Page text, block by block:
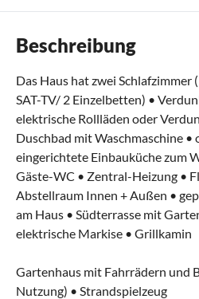
Beschreibung
Das Haus hat zwei
SAT-TV/ 2 Einzelbetten) •
elektrische Rollläden oder
Duschbad mit Waschmaschine
eingerichtete Einbauküche zum
Gäste-WC • Zentral-Heizung •
Abstellraum Innen + Außen •
am Haus • Südterrasse mit
elektrische Markise • Grillkamin
Gartenhaus mit Fahrrädern und
Nutzung) • Strandspielzeug